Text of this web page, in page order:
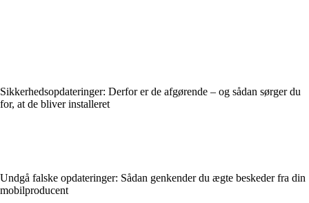
Sikkerhedsopdateringer: Derfor er de afgørende – og sådan sørger du
for, at de bliver installeret
Undgå falske opdateringer: Sådan genkender du ægte beskeder fra din
mobilproducent